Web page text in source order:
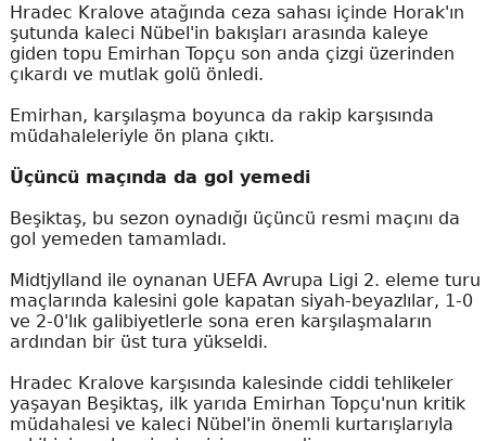
Hradec Kralove atağında ceza sahası içinde Horak'ın
şutunda kaleci Nübel'in bakışları arasında kaleye
giden topu Emirhan Topçu son anda çizgi üzerinden
çıkardı ve mutlak golü önledi.
Emirhan, karşılaşma boyunca da rakip karşısında
müdahaleleriyle ön plana çıktı.
Üçüncü maçında da gol yemedi
Beşiktaş, bu sezon oynadığı üçüncü resmi maçını da
gol yemeden tamamladı.
Midtjylland ile oynanan UEFA Avrupa Ligi 2. eleme turu
maçlarında kalesini gole kapatan siyah-beyazlılar, 1-0
ve 2-0'lık galibiyetlerle sona eren karşılaşmaların
ardından bir üst tura yükseldi.
Hradec Kralove karşısında kalesinde ciddi tehlikeler
yaşayan Beşiktaş, ilk yarıda Emirhan Topçu'nun kritik
müdahalesi ve kaleci Nübel'in önemli kurtarışlarıyla